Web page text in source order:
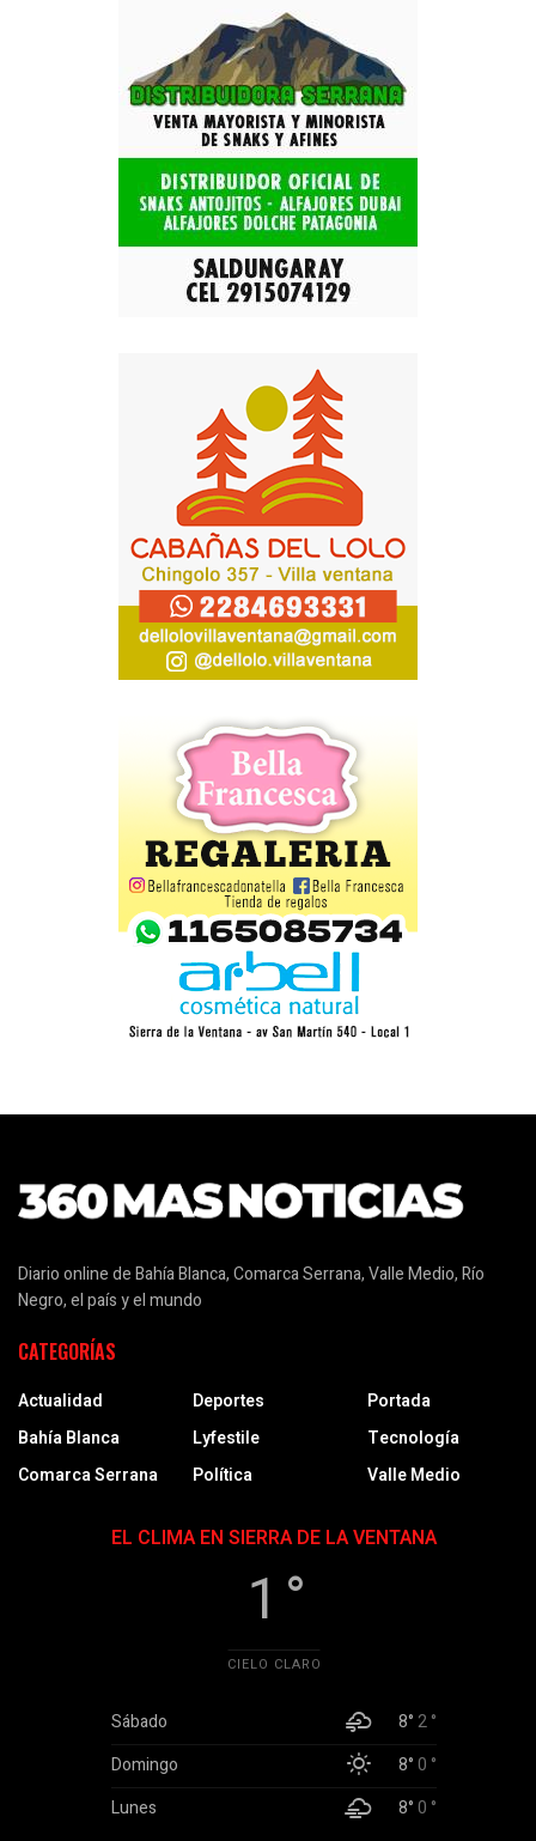
Diario online de Bahía Blanca, Comarca Serrana, Valle Medio, Río
Negro, el país y el mundo
CATEGORÍAS
Actualidad
Bahía Blanca
Comarca Serrana
Deportes
Lyfestile
Política
Portada
Tecnología
Valle Medio
EL CLIMA EN SIERRA DE LA VENTANA
1 °
CIELO CLARO
Sábado 8°2 °
Domingo
8°0 °
Lunes
8°0 °